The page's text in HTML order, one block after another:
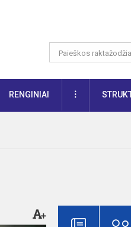
RENGINIAI DAUGIAU